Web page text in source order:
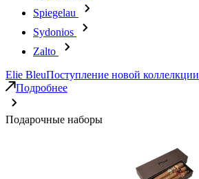
Spiegelau
Sydonios
Zalto
Elie BleuПоступление новой коллелкции
Подробнее
Подарочные наборы